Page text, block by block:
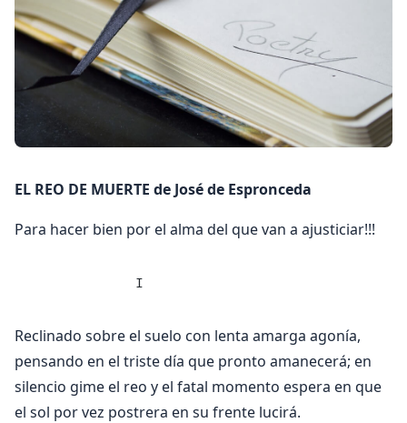
EL REO DE MUERTE de José de Espronceda
Para hacer bien por el alma del que van a ajusticiar!!!
             I
Reclinado sobre el suelo con lenta amarga agonía,
pensando en el triste día que pronto amanecerá; en
silencio gime el reo y el fatal momento espera en que
el sol por vez postrera en su frente lucirá.